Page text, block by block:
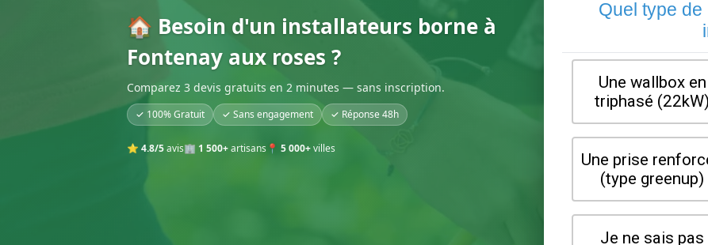
🏠 Besoin d'un installateurs borne à
Fontenay aux roses ?
Comparez 3 devis gratuits en 2 minutes — sans inscription.
✓ 100% Gratuit ✓ Sans engagement ✓ Réponse 48h
⭐ 4.8/5avis🏢 1 500+artisans 📍 5 000+villes